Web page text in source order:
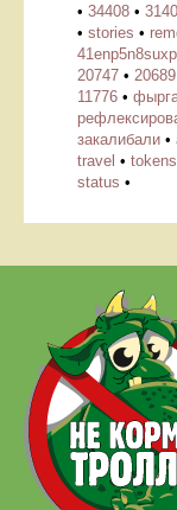
• 34408 •
• stories •
20747 • 20689
11776 •
закалибали •
travel • tokens
status •